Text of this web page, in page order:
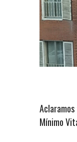
Mínimo